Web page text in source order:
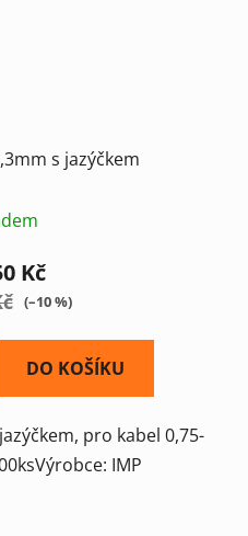
s jazýčkem
Kč
(–10 %)
DO KOŠÍKU
pro kabel 0,75-
IMP